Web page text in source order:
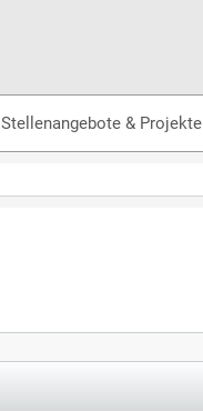
Stellenangebote & Projekte